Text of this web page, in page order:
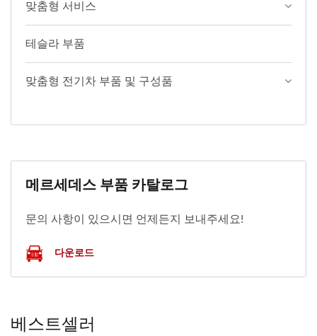
맞춤형 서비스
테슬라 부품
맞춤형 전기차 부품 및 구성품
메르세데스 부품 카탈로그
문의 사항이 있으시면 언제든지 보내주세요!
다운로드
베스트셀러